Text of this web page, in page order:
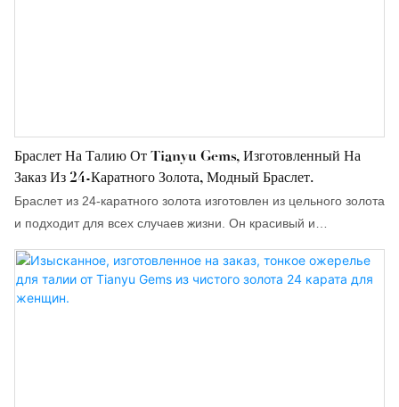
Браслет На Талию От Tianyu Gems, Изготовленный На
Заказ Из 24-Каратного Золота, Модный Браслет.
Браслет из 24-каратного золота изготовлен из цельного золота
и подходит для всех случаев жизни. Он красивый и
многослойный, что подчеркнет ваш цвет лица и внешний вид.